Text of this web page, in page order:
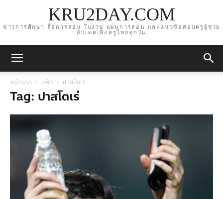
KRU2DAY.COM
ข่าวการศึกษา สื่อการสอน ใบงาน แผนการสอน และแนวข้อสอบครูผู้ช่วย
อัปเดตเพื่อครูไทยทุกวัน
หน้าแรก แท็ก ปาสโตเร่
Tag: ปาสโตเร่